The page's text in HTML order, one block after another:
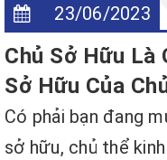
23/06/2023
Chủ Sở Hữu Là
Sở Hữu Của
Có phải bạn đang
sở hữu, chủ thể